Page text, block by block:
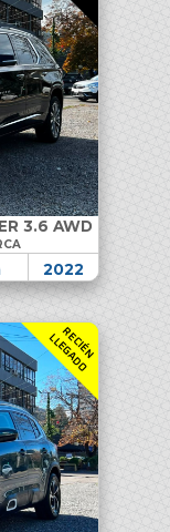
3.6 AWD
2022
R
E
C
I
É
N
L
L
E
G
A
D
O